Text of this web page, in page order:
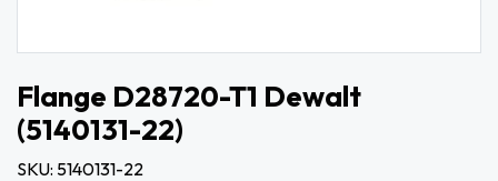
Flange D28720-T1 Dewalt
(5140131-22)
SKU: 5140131-22